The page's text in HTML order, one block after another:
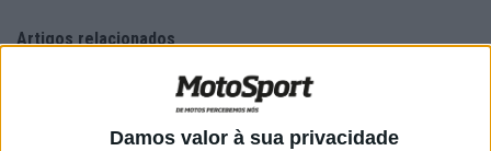
Damos valor à sua privacidade
Artigos relacionados
MotoGP: Marco Bezzecchi bate a
concorrência e lidera PR em Silverstone
7 AGOSTO, 2026